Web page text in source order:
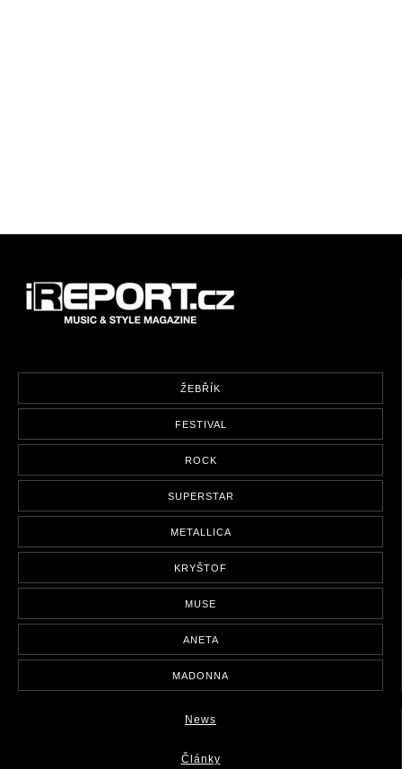
ŽEBŘÍK
FESTIVAL
ROCK
SUPERSTAR
METALLICA
KRYŠTOF
MUSE
ANETA
MADONNA
News
Články